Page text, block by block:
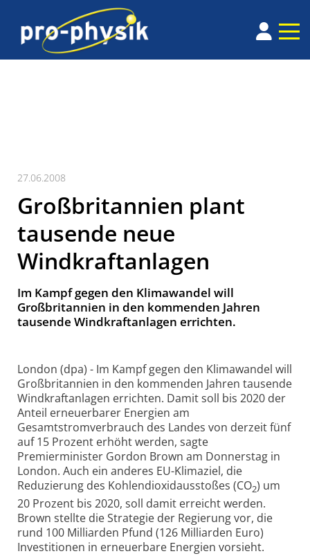
27.06.2008
Großbritannien plant
tausende neue
Windkraftanlagen
Im Kampf gegen den Klimawandel will
Großbritannien in den kommenden Jahren
tausende Windkraftanlagen errichten.
London (dpa) - Im Kampf gegen den Klimawandel will
Großbritannien in den kommenden Jahren tausende
Windkraftanlagen errichten. Damit soll bis 2020 der
Anteil erneuerbarer Energien am
Gesamtstromverbrauch des Landes von derzeit fünf
auf 15 Prozent erhöht werden, sagte
Premierminister Gordon Brown am Donnerstag in
London. Auch ein anderes EU-Klimaziel, die
Reduzierung des Kohlendioxidausstoßes (CO2) um
20 Prozent bis 2020, soll damit erreicht werden.
Brown stellte die Strategie der Regierung vor, die
rund 100 Milliarden Pfund (126 Milliarden Euro)
Investitionen in erneuerbare Energien vorsieht.